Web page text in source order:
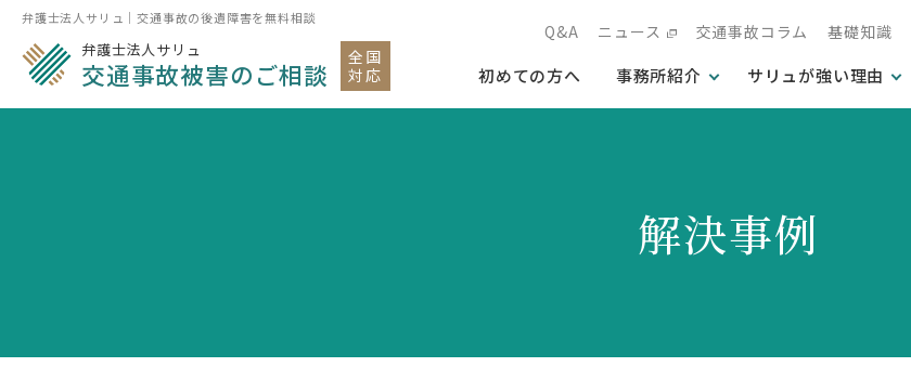
弁護士法人サリュ｜交通事故の後遺障害を無料相談
弁護士法人サリュ
交通事故被害のご相談
全国
対応
Q&A ニュース 交通事故コラム 基礎知識
初めての方へ 事務所紹介 サリュが強い理由
解決事例